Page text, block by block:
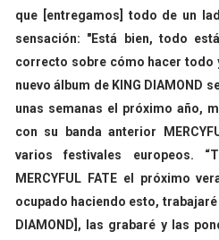
que [entregamos] todo de un
sensación: "Está bien, todo
correcto sobre cómo hacer todo
nuevo álbum de KING DIAMOND
unas semanas el próximo año,
con su banda anterior
varios festivales europeos.
MERCYFUL FATE el próximo
ocupado haciendo esto, trabajaré
DIAMOND], las grabaré y las